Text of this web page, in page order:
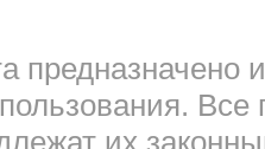
предназначено
их